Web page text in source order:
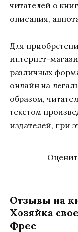
читателей о
описания,
Для
интернет-
различных
онлайн на
образом,
текстом
издателей, при
Отзывы на
Хозяйка
Фрес